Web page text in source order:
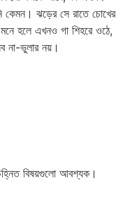
কেমন। ঝড়ের সে রাতে চোখের
হলে এখনও গা শিহরে ওঠে,
না-ভুলার নয়।
বিষয়গুলো আবশ্যক।